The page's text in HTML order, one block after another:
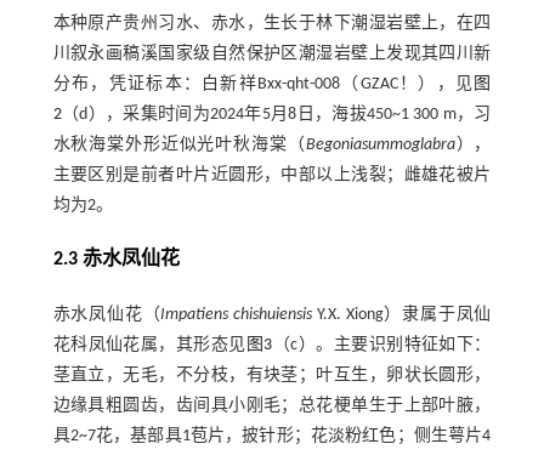
本种原产贵州习水、赤水，生长于林下潮湿岩壁上，在四
川叙永画稿溪国家级自然保护区潮湿岩壁上发现其四川新
分布，凭证标本：白新祥Bxx-qht-008（GZAC！），见 图
2（d），采集时间为2024年5月8日，海拔450~1 300 m，习
水秋海棠外形近似光叶秋海棠（ Begoniasummoglabra），
主要区别是前者叶片近圆形，中部以上浅裂；雌雄花被片
均为2。
2.3 赤水凤仙花
赤水凤仙花（Impatiens chishuiensis Y.X. Xiong）隶属于凤仙
花科凤仙花属，其形态见 图3 （c）。主要识别特征如下：
茎直立，无毛，不分枝，有块茎；叶互生，卵状长圆形，
边缘具粗圆齿，齿间具小刚毛；总花梗单生于上部叶腋，
具2~7花，基部具1苞片，披针形；花淡粉红色；侧生萼片4